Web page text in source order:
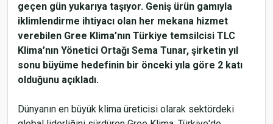
geçen gün yukarıya taşıyor. Geniş ürün gamıyla
iklimlendirme ihtiyacı olan her mekana hizmet
verebilen Gree Klima’nın Türkiye temsilcisi TLC
Klima’nın Yönetici Ortağı Sema Tunar, şirketin yıl
sonu büyüme hedefinin bir önceki yıla göre 2 katı
olduğunu açıkladı.
Dünyanın en büyük klima üreticisi olarak sektördeki